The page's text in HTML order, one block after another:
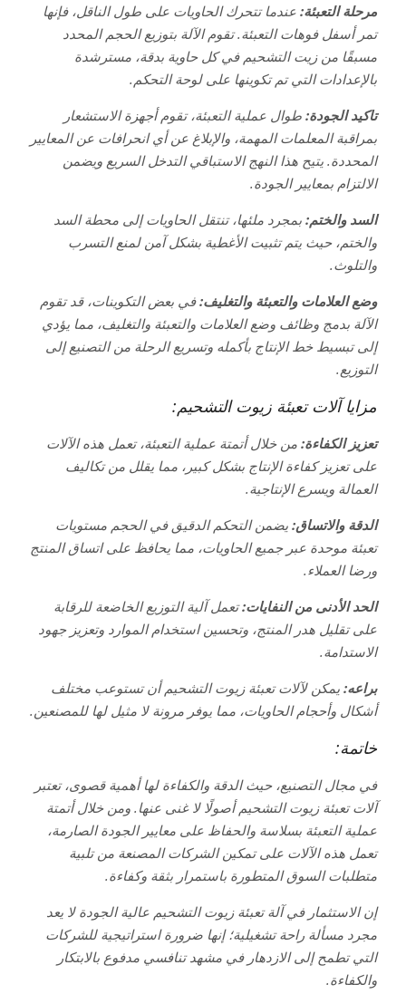
مرحلة التعبئة:عندما تتحرك الحاويات على طول الناقل، فإنها
تمر أسفل فوهات التعبئة. تقوم الآلة بتوزيع الحجم المحدد
مسبقًا من زيت التشحيم في كل حاوية بدقة، مسترشدة
بالإعدادات التي تم تكوينها على لوحة التحكم.
تاكيد الجودة:طوال عملية التعبئة، تقوم أجهزة الاستشعار
بمراقبة المعلمات المهمة، والإبلاغ عن أي انحرافات عن المعايير
المحددة. يتيح هذا النهج الاستباقي التدخل السريع ويضمن
الالتزام بمعايير الجودة.
السد والختم:بمجرد ملئها، تنتقل الحاويات إلى محطة السد
والختم، حيث يتم تثبيت الأغطية بشكل آمن لمنع التسرب
والتلوث.
وضع العلامات والتعبئة والتغليف:في بعض التكوينات، قد تقوم
الآلة بدمج وظائف وضع العلامات والتعبئة والتغليف، مما يؤدي
إلى تبسيط خط الإنتاج بأكمله وتسريع الرحلة من التصنيع إلى
التوزيع.
مزايا آلات تعبئة زيوت التشحيم:
تعزيز الكفاءة:من خلال أتمتة عملية التعبئة، تعمل هذه الآلات
على تعزيز كفاءة الإنتاج بشكل كبير، مما يقلل من تكاليف
العمالة ويسرع الإنتاجية.
الدقة والاتساق:يضمن التحكم الدقيق في الحجم مستويات
تعبئة موحدة عبر جميع الحاويات، مما يحافظ على اتساق المنتج
ورضا العملاء.
الحد الأدنى من النفايات:تعمل آلية التوزيع الخاضعة للرقابة
على تقليل هدر المنتج، وتحسين استخدام الموارد وتعزيز جهود
الاستدامة.
براعه:يمكن لآلات تعبئة زيوت التشحيم أن تستوعب مختلف
أشكال وأحجام الحاويات، مما يوفر مرونة لا مثيل لها للمصنعين.
خاتمة:
في مجال التصنيع، حيث الدقة والكفاءة لها أهمية قصوى، تعتبر
آلات تعبئة زيوت التشحيم أصولًا لا غنى عنها. ومن خلال أتمتة
عملية التعبئة بسلاسة والحفاظ على معايير الجودة الصارمة،
تعمل هذه الآلات على تمكين الشركات المصنعة من تلبية
متطلبات السوق المتطورة باستمرار بثقة وكفاءة.
إن الاستثمار في آلة تعبئة زيوت التشحيم عالية الجودة لا يعد
مجرد مسألة راحة تشغيلية؛ إنها ضرورة استراتيجية للشركات
التي تطمح إلى الازدهار في مشهد تنافسي مدفوع بالابتكار
والكفاءة.